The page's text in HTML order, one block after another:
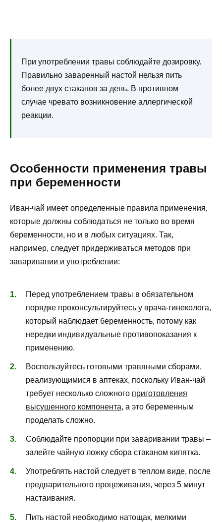
При употреблении травы соблюдайте дозировку.
Правильно заваренный настой нельзя пить
более двух стаканов за день. В противном
случае чревато возникновение аллергической
реакции.
Особенности применения травы
при беременности
Иван-чай имеет определенные правила применения,
которые должны соблюдаться не только во время
беременности, но и в любых ситуациях. Так,
например, следует придерживаться методов при
заваривании и употреблении:
Перед употреблением травы в обязательном
порядке проконсультируйтесь у врача-гинеколога,
который наблюдает беременность, потому как
нередки индивидуальные противопоказания к
применению.
Воспользуйтесь готовыми травяными сборами,
реализующимися в аптеках, поскольку Иван-чай
требует несколько сложного приготовления
высушенного компонента, а это беременным
проделать сложно.
Соблюдайте пропорции при заваривании травы –
залейте чайную ложку сбора стаканом кипятка.
Употреблять настой следует в теплом виде, после
предварительного процеживания, через 5 минут
настаивания.
Пить настой необходимо натощак, мелкими